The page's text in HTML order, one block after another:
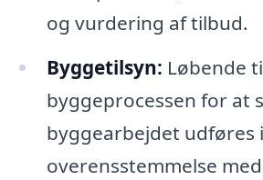
og vurdering af tilbud.
Byggetilsyn: Løbende
byggeprocessen for at
byggearbejdet udføres i
overensstemmelse